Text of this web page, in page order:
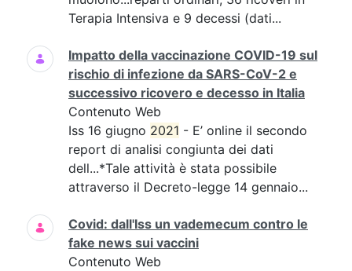
Terapia Intensiva e 9 decessi (dati...
Impatto della vaccinazione COVID-19 sul
rischio di infezione da SARS-CoV-2 e
successivo ricovero e decesso in Italia
Contenuto Web
Iss 16 giugno 2021 - E’ online il secondo
report di analisi congiunta dei dati
dell...*Tale attività è stata possibile
attraverso il Decreto-legge 14 gennaio...
Covid: dall'Iss un vademecum contro le
fake news sui vaccini
Contenuto Web